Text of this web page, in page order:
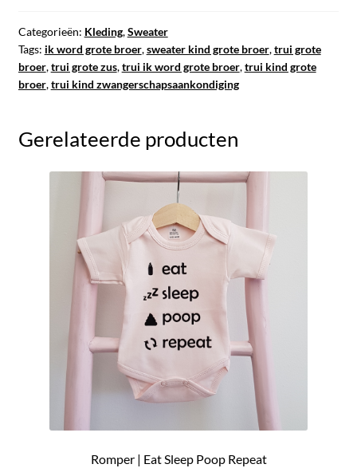
grote
broer
aantal
Categorieën: Kleding,Sweater
Tags: ik word grote broer,sweater kind grote broer,trui grote
broer,trui grote zus,trui ik word grote broer,trui kind grote
broer,trui kind zwangerschapsaankondiging
Gerelateerde producten
Romper | Eat Sleep Poop Repeat